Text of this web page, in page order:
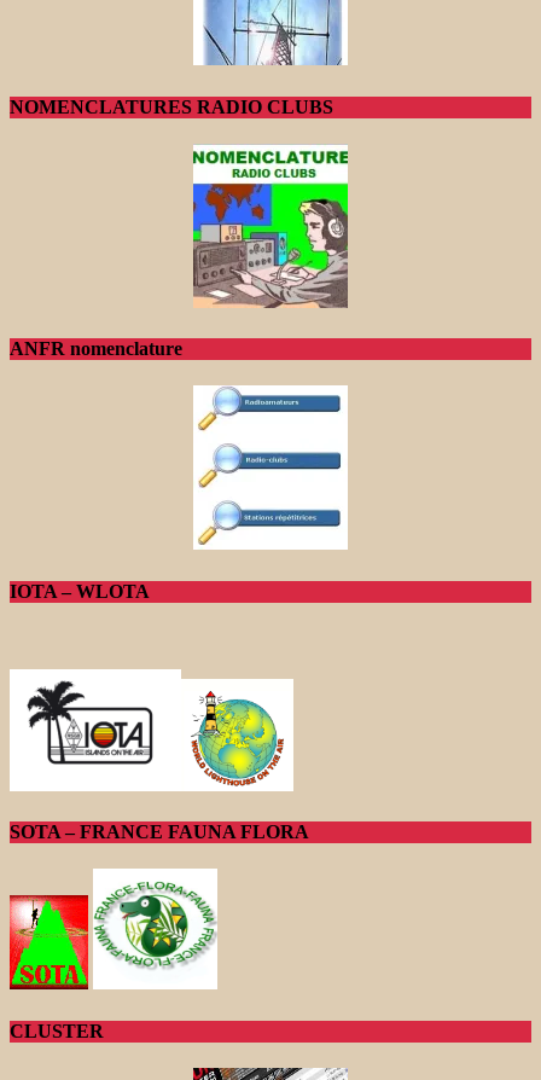
NOMENCLATURES RADIO CLUBS
ANFR nomenclature
IOTA – WLOTA
SOTA – FRANCE FAUNA FLORA
CLUSTER